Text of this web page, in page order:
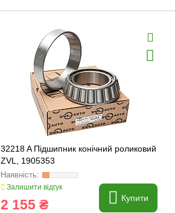
32218 A Підшипник конічний роликовий
ZVL, 1905353
Залишити відгук
2 155 ₴ Купити